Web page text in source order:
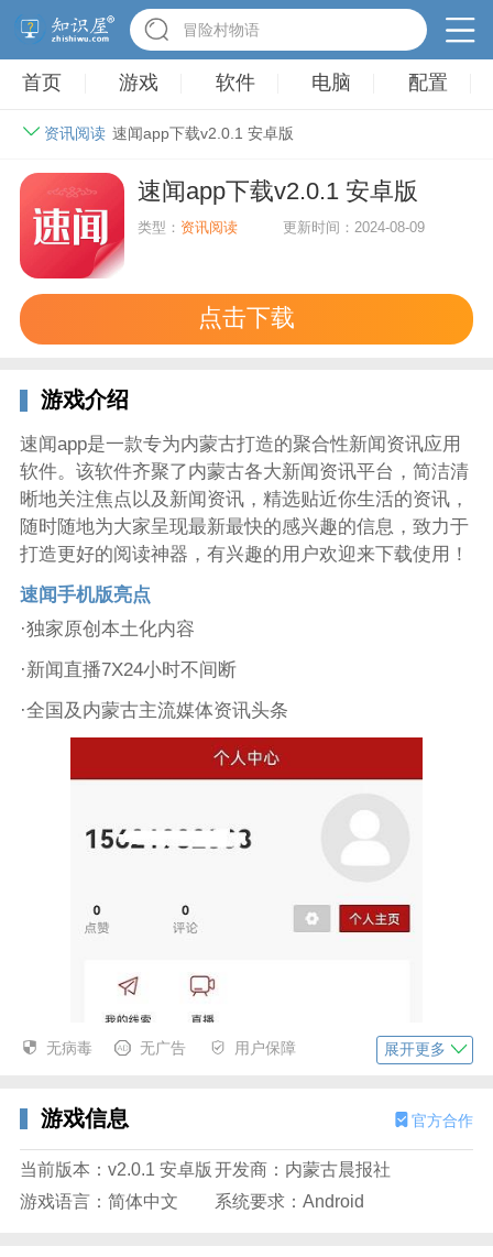
冒险村物语
首页 游戏 软件 电脑 配置
资讯阅读 速闻app下载v2.0.1 安卓版
速闻app下载v2.0.1 安卓版
类型： 资讯阅读 更新时间：2024-08-09
点击下载
游戏介绍
速闻app是一款专为内蒙古打造的聚合性新闻资讯应用
软件。该软件齐聚了内蒙古各大新闻资讯平台，简洁清
晰地关注焦点以及新闻资讯，精选贴近你生活的资讯，
随时随地为大家呈现最新最快的感兴趣的信息，致力于
打造更好的阅读神器，有兴趣的用户欢迎来下载使用！
速闻手机版亮点
·独家原创本土化内容
·新闻直播7X24小时不间断
·全国及内蒙古主流媒体资讯头条
无病毒 无广告 用户保障 展开更多
游戏信息 官方合作
当前版本：v2.0.1 安卓版 开发商：内蒙古晨报社
游戏语言：简体中文
系统要求：Android